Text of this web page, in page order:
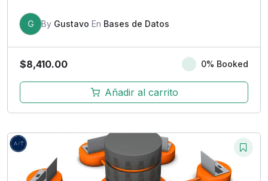
G By Gustavo En Bases de Datos
$8,410.00 0% Booked
Añadir al carrito